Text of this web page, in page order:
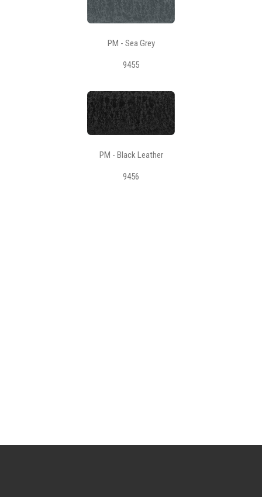
PM - Sea Grey
9455
PM - Black Leather
9456